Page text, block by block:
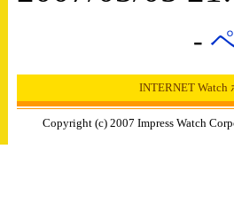
-
INTERNET Watch
Copyright (c) 2007 Impress Watch